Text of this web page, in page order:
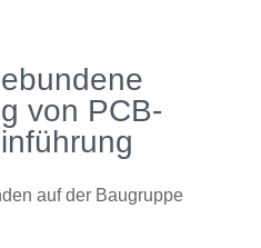
von PCB-
auf der Baugruppe